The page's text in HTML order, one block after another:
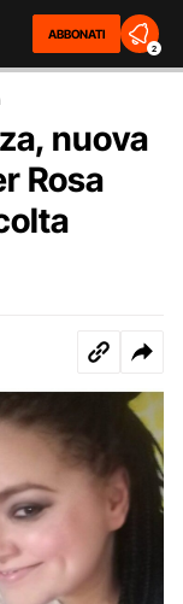
ABBONATI
2
nuova
Rosa